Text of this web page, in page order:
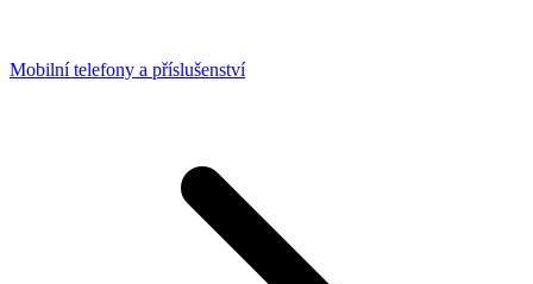
Mobilní telefony a příslušenství